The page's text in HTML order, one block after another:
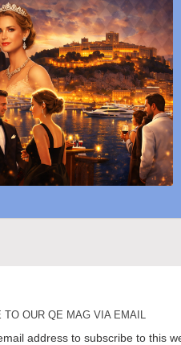
OUR QE MAG VIA EMAIL
address to subscribe to this